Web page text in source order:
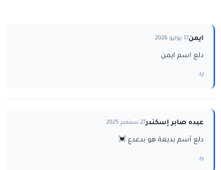
ايمن17 يوليو 2026
دلع اسم ايمن
رد
عبده صابر إسكندر27 سبتمبر 2025
دلع أسم بديعة هو بدعدع 💓
رد